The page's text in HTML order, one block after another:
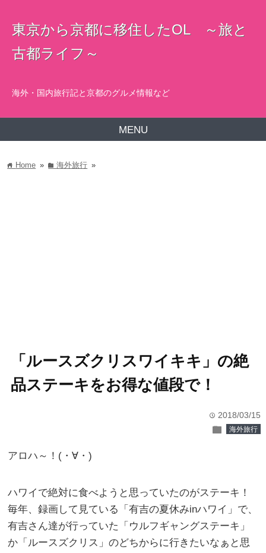
東京から京都に移住したOL ～旅と
古都ライフ～
海外・国内旅行記と京都のグルメ情報など
MENU
home Home » folder海外旅行 »
「ルースズクリスワイキキ」の絶
品ステーキをお得な値段で！
time 2018/03/15
folder 海外旅行
アロハ～！(・∀・)
ハワイで絶対に食べようと思っていたのがステーキ！
毎年、録画して見ている「有吉の夏休みinハワイ」で、
有吉さん達が行っていた「ウルフギャングステーキ」
か「ルースズクリス」のどちからに行きたいなぁと思